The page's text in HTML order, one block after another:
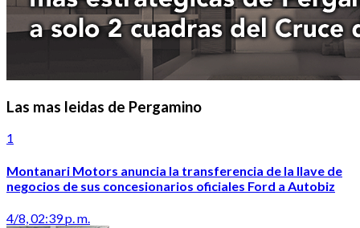
Las mas leidas de Pergamino
1
Montanari Motors anuncia la transferencia de la llave de
negocios de sus concesionarios oficiales Ford a Autobiz
4/8, 02:39 p. m.